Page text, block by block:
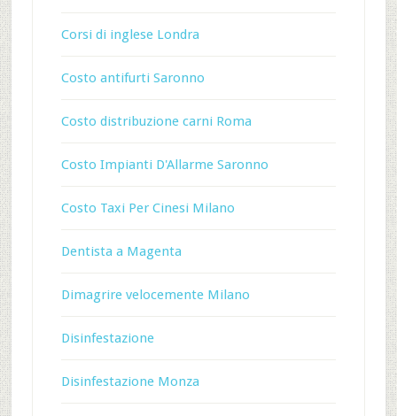
Corsi di inglese Londra
Costo antifurti Saronno
Costo distribuzione carni Roma
Costo Impianti D'Allarme Saronno
Costo Taxi Per Cinesi Milano
Dentista a Magenta
Dimagrire velocemente Milano
Disinfestazione
Disinfestazione Monza